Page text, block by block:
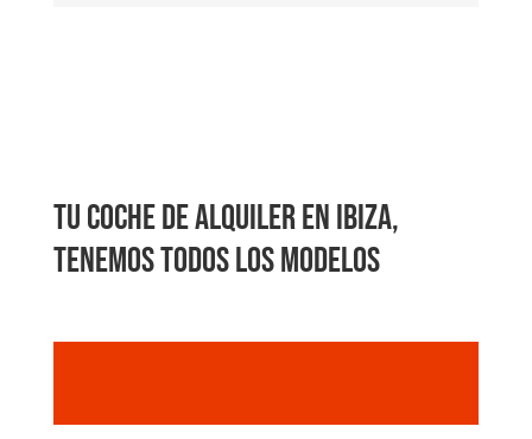
Tu coche de alquiler en Ibiza,
tenemos todos los modelos